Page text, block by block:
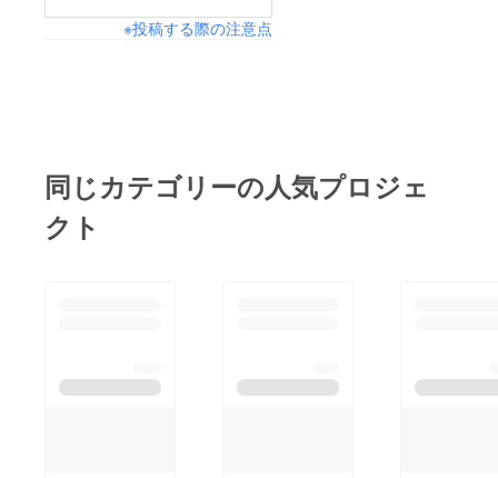
※投稿する際の注意点
同じカテゴリーの人気プロジェ
クト